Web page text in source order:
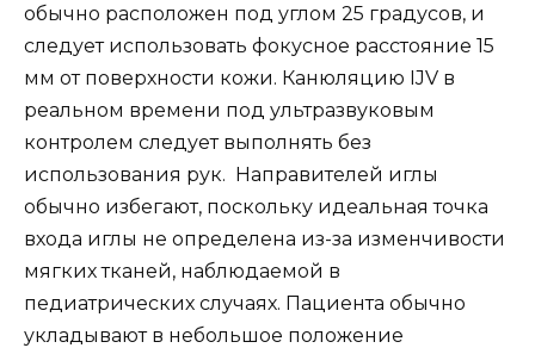
обычно расположен под углом 25 градусов, и
следует использовать фокусное расстояние 15
мм от поверхности кожи. Канюляцию IJV в
реальном времени под ультразвуковым
контролем следует выполнять без
использования рук. Направителей иглы
обычно избегают, поскольку идеальная точка
входа иглы не определена из-за изменчивости
мягких тканей, наблюдаемой в
педиатрических случаях. Пациента обычно
укладывают в небольшое положение